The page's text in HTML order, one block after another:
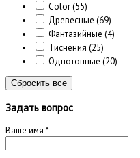
Color(55)
Древесные (69)
Фантазийные (4)
Тиснения (25)
Однотонные (20)
Сбросить все
Задать вопрос
Ваше имя *